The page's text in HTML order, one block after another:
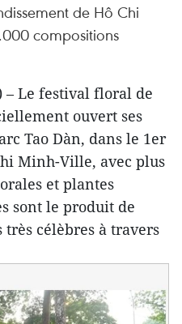
de Hô Chi
compositions
– Le festival floral de
ouvert ses
Tao Dàn, dans le 1er
Minh-Ville, avec plus
et plantes
sont le produit de
célèbres à travers